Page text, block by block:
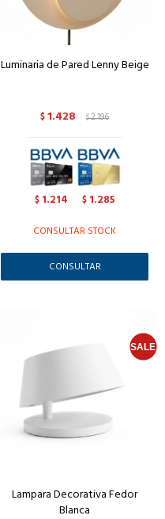
Luminaria de Pared Lenny Beige
$1.428 $2.196
$ 1.214 $ 1.285
CONSULTAR STOCK
CONSULTAR
Lampara Decorativa Fedor
Blanca